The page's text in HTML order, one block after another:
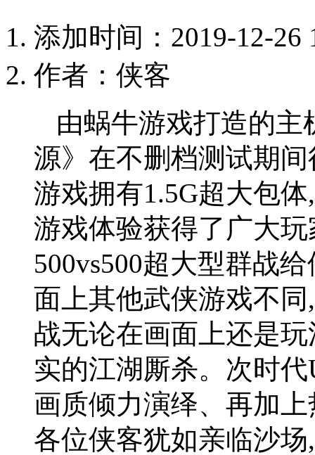
添加时间：2019-12-26
作者：侠客
由蜗牛游戏打造的
源》在不删档测试期
游戏拥有1.5G超大包
游戏体验获得了广大
500vs500超大型群战
面上其他武侠游戏不
战无论在画面上还是
实的江湖厮杀。次时
画质倾力演绎、再加
各位侠客犹如亲临沙